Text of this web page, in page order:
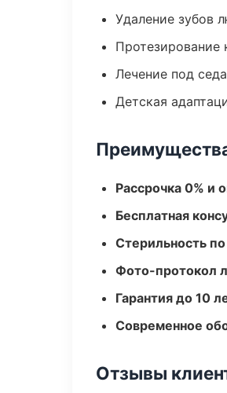
Удаление зубов
Лечение под
Детская
Рассрочка 0% и
Бесплатная
Стерильность
Фото-протокол
Гарантия до 10
Современное
Отзывы